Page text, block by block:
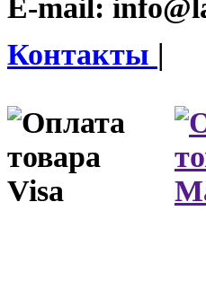
E-mail:
Контакты |